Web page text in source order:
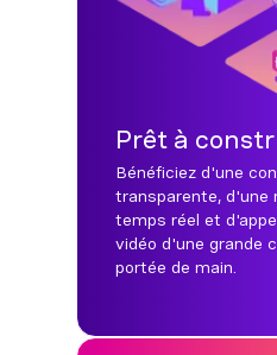
Prêt à
Bénéficiez d'une
transparente, d'une
temps réel et
vidéo d'une grande
portée de main.